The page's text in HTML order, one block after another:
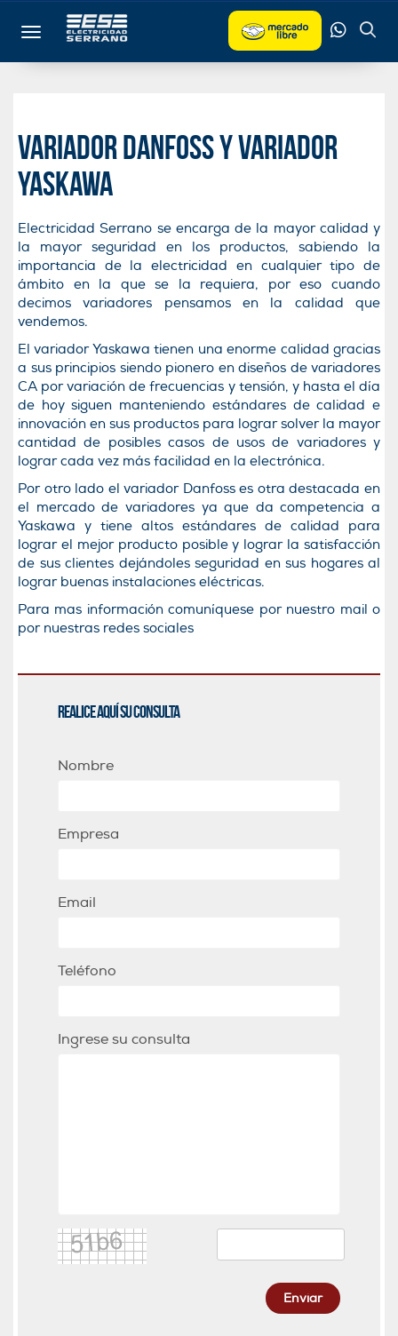
Toggle navigation
Variador Danfoss y Variador
Yaskawa
Electricidad Serrano se encarga de la mayor calidad y
la mayor seguridad en los productos, sabiendo la
importancia de la electricidad en cualquier tipo de
ámbito en la que se la requiera, por eso cuando
decimos variadores pensamos en la calidad que
vendemos.
El variador Yaskawa tienen una enorme calidad gracias
a sus principios siendo pionero en diseños de variadores
CA por variación de frecuencias y tensión, y hasta el día
de hoy siguen manteniendo estándares de calidad e
innovación en sus productos para lograr solver la mayor
cantidad de posibles casos de usos de variadores y
lograr cada vez más facilidad en la electrónica.
Por otro lado el variador Danfoss es otra destacada en
el mercado de variadores ya que da competencia a
Yaskawa y tiene altos estándares de calidad para
lograr el mejor producto posible y lograr la satisfacción
de sus clientes dejándoles seguridad en sus hogares al
lograr buenas instalaciones eléctricas.
Para mas información comuníquese por nuestro mail o
por nuestras redes sociales
Realice aquí su consulta
Nombre
Empresa
Email
Teléfono
Ingrese su consulta
Enviar